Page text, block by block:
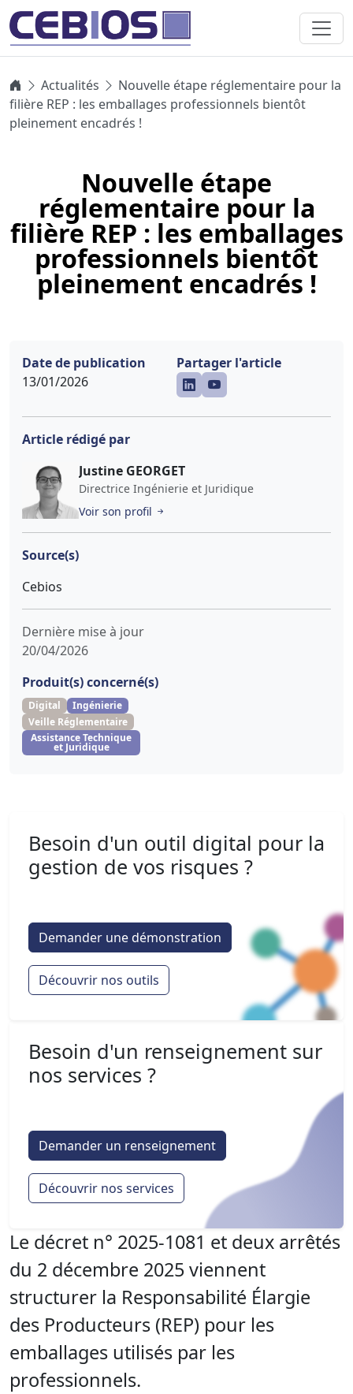
Actualités
Nouvelle étape réglementaire pour la
filière REP : les emballages professionnels bientôt
pleinement encadrés !
Nouvelle étape
réglementaire pour la
filière REP : les emballages
professionnels bientôt
pleinement encadrés !
Date de publication
13/01/2026
Partager l'article
Article rédigé par
Justine GEORGET
Directrice Ingénierie et Juridique
Voir son profil
Source(s)
Cebios
Dernière mise à jour
20/04/2026
Produit(s) concerné(s)
Digital
Ingénierie
Veille Réglementaire
Assistance Technique
et Juridique
Besoin d'un outil digital pour la
gestion de vos risques ?
Demander une démonstration
Découvrir nos outils
Besoin d'un renseignement sur
nos services ?
Demander un renseignement
Découvrir nos services
Le décret n° 2025-1081 et deux arrêtés
du 2 décembre 2025 viennent
structurer la Responsabilité Élargie
des Producteurs (REP) pour les
emballages utilisés par les
professionnels.